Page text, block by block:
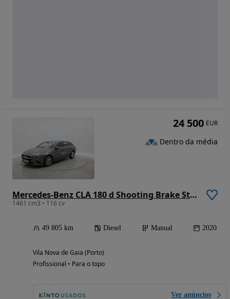
Mercedes-Benz CLA 180 d Shooting Brake Style Plus
1461 cm3 • 116 cv
49 805 km Diesel Manual 2020
Vila Nova de Gaia (Porto)
Profissional • Para o topo
Ver anúncios
24 500 EUR
Dentro da média